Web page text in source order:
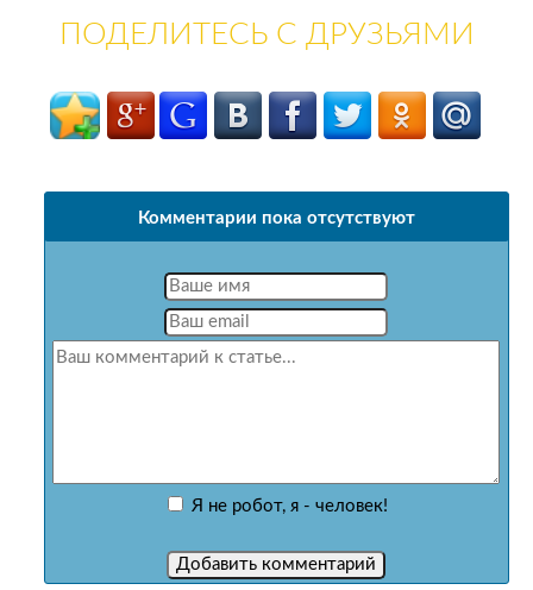
ПОДЕЛИТЕСЬ С ДРУЗЬЯМИ
Комментарии пока отсутствуют
Я не робот, я - человек!